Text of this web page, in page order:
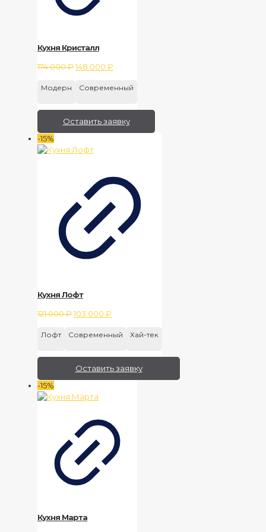
Кухня Кристалл
174 000₽Первоначальная
составляла
000 ₽.
148 000 ₽
148
Модерн Современный
Оставить заявку
-15%
Кухня Лофт
121 000₽Первоначальная
составляла
000 ₽.
103 000 ₽
103
Лофт Современный Хай-тек
Оставить заявку
-15%
Кухня Марта